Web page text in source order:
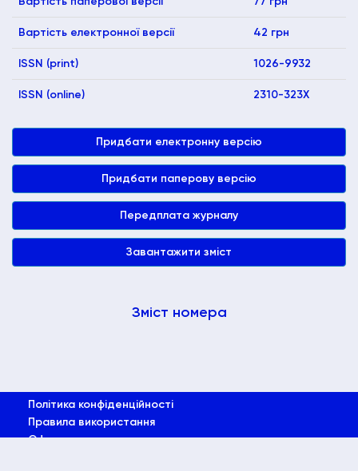
Вартість електронної версії 42 грн
ISSN (print) 1026-9932
ISSN (online) 2310-323X
Придбати електронну версію
Придбати паперову версію
Передплата журналу
Завантажити зміст
Зміст номера
Політика конфіденційності
Правила використання
Оферта